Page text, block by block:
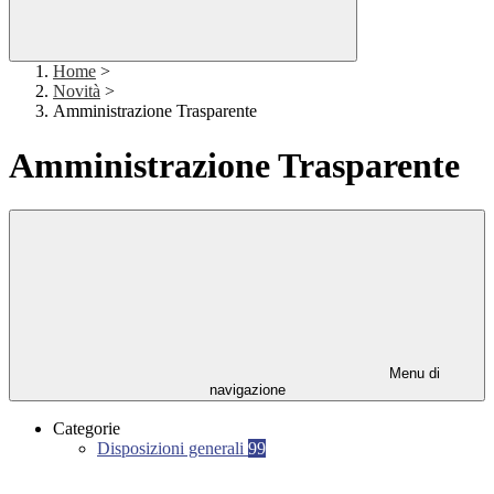
Home >
Novità >
Amministrazione Trasparente
Amministrazione Trasparente
Menu di
navigazione
Categorie
Disposizioni generali 99